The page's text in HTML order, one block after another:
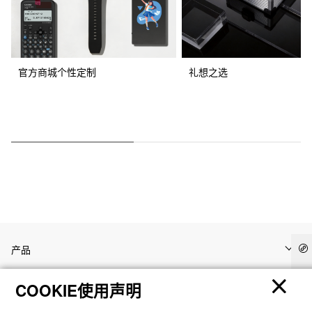
官方商城个性定制 礼想之选
产品
客户支持
COOKIE使用声明